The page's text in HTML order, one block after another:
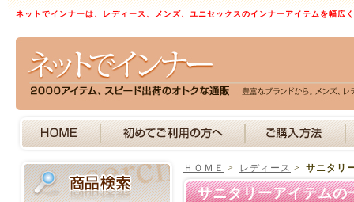
ネットでインナーは、レディース、メンズ、ユニセックスのインナーアイテムを幅広
ＨＯＭＥ > レディース > サニタリ
サニタリーアイテム